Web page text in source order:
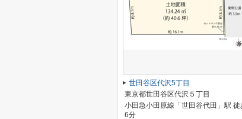
世田谷区代沢5丁目
東京都世田谷区代沢５丁目
小田急小田原線「世田谷代田」駅 徒
6分